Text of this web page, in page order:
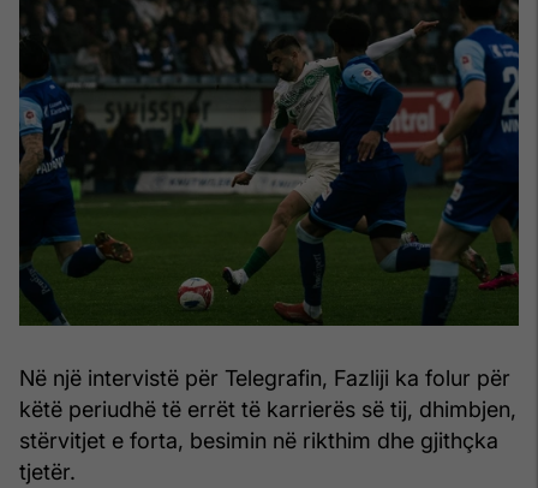
Në një intervistë për Telegrafin, Fazliji ka folur për
këtë periudhë të errët të karrierës së tij, dhimbjen,
stërvitjet e forta, besimin në rikthim dhe gjithçka
tjetër.